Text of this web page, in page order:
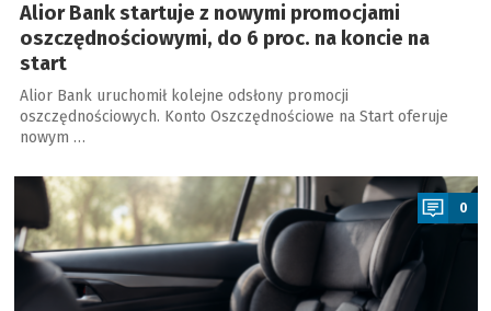
Alior Bank startuje z nowymi promocjami
oszczędnościowymi, do 6 proc. na koncie na
start
Alior Bank uruchomił kolejne odsłony promocji
oszczędnościowych. Konto Oszczędnościowe na Start oferuje
nowym …
a
0